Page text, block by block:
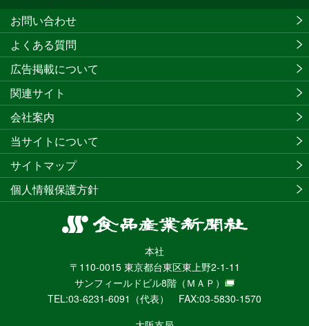
食
産
業
新
聞
社
本社
〒110-0015 東京都台東区東上野2-1-11
サンフィールドビル8階 （ＭＡＰ）
TEL:03-6231-6091（代表） FAX:03-5830-1570
お問い合わせ
よくある質問
広告掲載について
関連サイト
会社案内
当サイトについて
サイトマップ
個人情報保護方針